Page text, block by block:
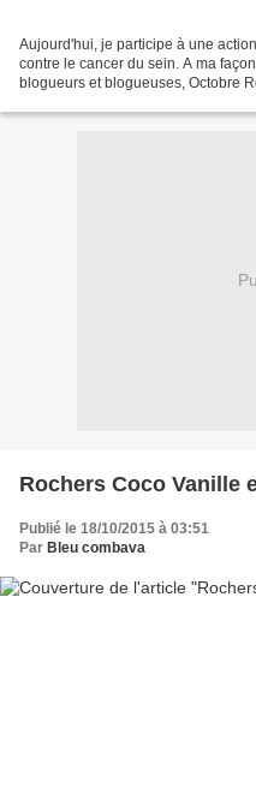
Aujourd'hui, je participe à une
contre le cancer du sein. A ma
blogueurs et blogueuses, Octobre
Rochers Coco Vanille
Publié le 18/10/2015 à 03:51
Par Bleu combava